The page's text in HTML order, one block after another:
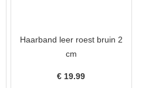
Haarband leer roest bruin 2
cm
€ 19.99